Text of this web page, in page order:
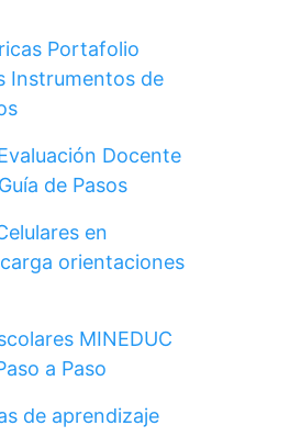
Portafolio
Instrumentos de
Docente
de Pasos
en
orientaciones
MINEDUC
a Paso
de aprendizaje